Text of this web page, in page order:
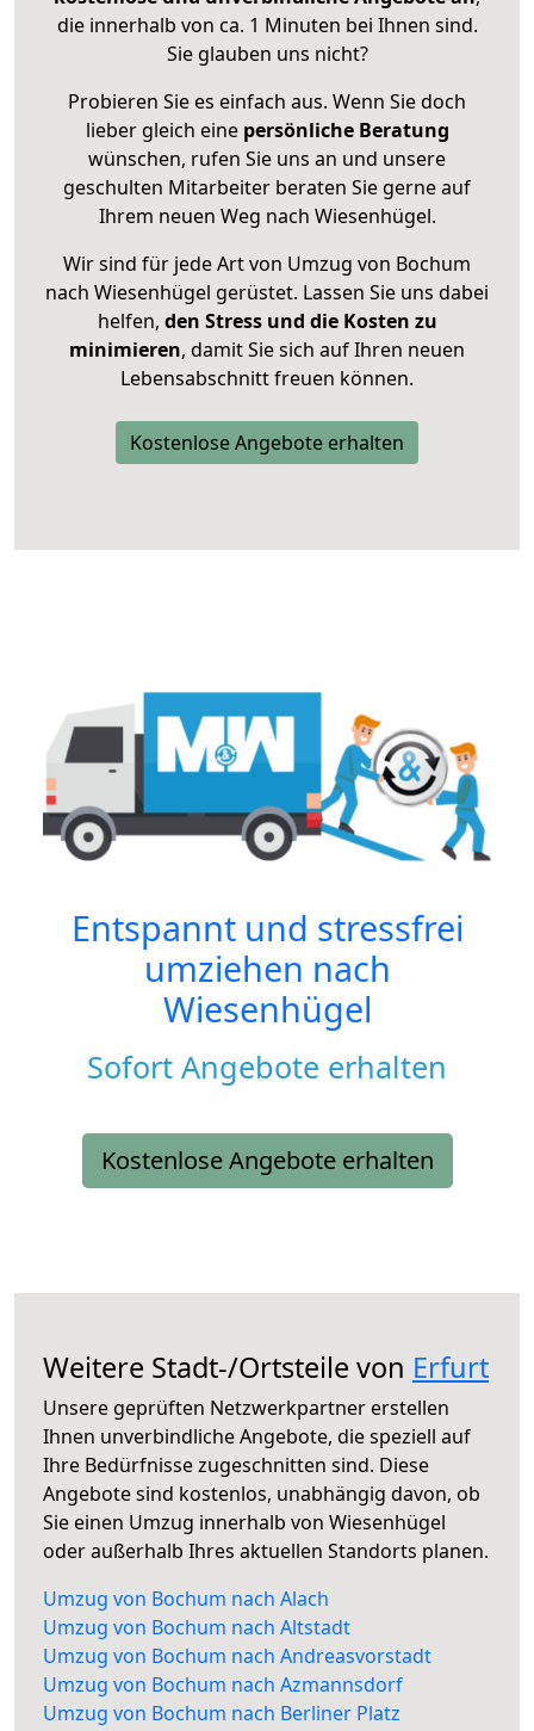
die innerhalb von ca. 1 Minuten bei Ihnen sind.
Sie glauben uns nicht?
Probieren Sie es einfach aus. Wenn Sie doch
lieber gleich eine persönliche Beratung
wünschen, rufen Sie uns an und unsere
geschulten Mitarbeiter beraten Sie gerne auf
Ihrem neuen Weg nach Wiesenhügel.
Wir sind für jede Art von Umzug von Bochum
nach Wiesenhügel gerüstet. Lassen Sie uns dabei
helfen, den Stress und die Kosten zu
minimieren, damit Sie sich auf Ihren neuen
Lebensabschnitt freuen können.
Kostenlose Angebote erhalten
Entspannt und stressfrei
umziehen nach
Wiesenhügel
Sofort Angebote erhalten
Kostenlose Angebote erhalten
Weitere Stadt-/Ortsteile von Erfurt
Unsere geprüften Netzwerkpartner erstellen
Ihnen unverbindliche Angebote, die speziell auf
Ihre Bedürfnisse zugeschnitten sind. Diese
Angebote sind kostenlos, unabhängig davon, ob
Sie einen Umzug innerhalb von Wiesenhügel
oder außerhalb Ihres aktuellen Standorts planen.
Umzug von Bochum nach Alach
Umzug von Bochum nach Altstadt
Umzug von Bochum nach Andreasvorstadt
Umzug von Bochum nach Azmannsdorf
Umzug von Bochum nach Berliner Platz